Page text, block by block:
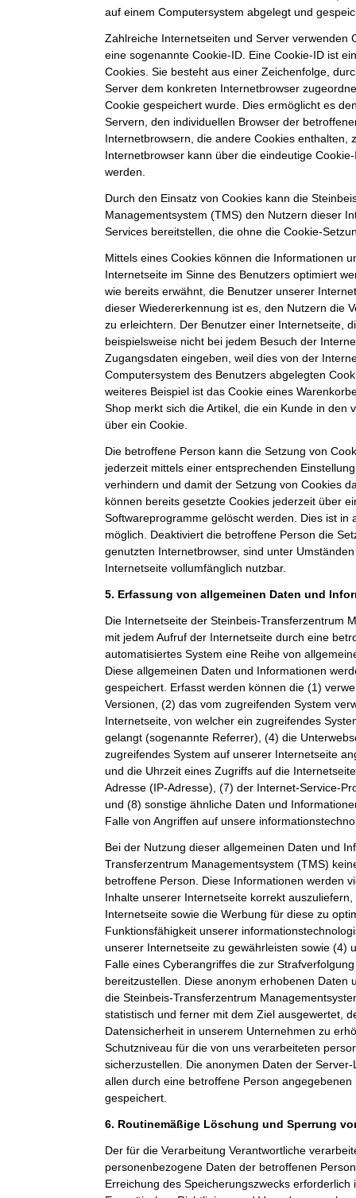
auf einem Computersystem abgelegt und
Zahlreiche Internetseiten und Server verwenden
eine sogenannte Cookie-ID. Eine Cookie-ID ist
Cookies. Sie besteht aus einer Zeichenfolge,
Server dem konkreten Internetbrowser
Cookie gespeichert wurde. Dies ermöglicht es
Servern, den individuellen Browser der
Internetbrowsern, die andere Cookies enthalten,
Internetbrowser kann über die eindeutige
werden.
Durch den Einsatz von Cookies kann die
Managementsystem (TMS) den Nutzern dieser
Services bereitstellen, die ohne die Cookie-
Mittels eines Cookies können die Informationen
Internetseite im Sinne des Benutzers optimiert
wie bereits erwähnt, die Benutzer unserer
dieser Wiedererkennung ist es, den Nutzern die
zu erleichtern. Der Benutzer einer Internetseite,
beispielsweise nicht bei jedem Besuch der
Zugangsdaten eingeben, weil dies von der
Computersystem des Benutzers abgelegten
weiteres Beispiel ist das Cookie eines
Shop merkt sich die Artikel, die ein Kunde in den
über ein Cookie.
Die betroffene Person kann die Setzung von
jederzeit mittels einer entsprechenden
verhindern und damit der Setzung von Cookies
können bereits gesetzte Cookies jederzeit über
Softwareprogramme gelöscht werden. Dies ist in
möglich. Deaktiviert die betroffene Person die
genutzten Internetbrowser, sind unter
Internetseite vollumfänglich nutzbar.
5. Erfassung von allgemeinen Daten und
Die Internetseite der Steinbeis-Transferzentrum
mit jedem Aufruf der Internetseite durch eine
automatisiertes System eine Reihe von
Diese allgemeinen Daten und Informationen
gespeichert. Erfasst werden können die (1)
Versionen, (2) das vom zugreifenden System
Internetseite, von welcher ein zugreifendes
gelangt (sogenannte Referrer), (4) die
zugreifendes System auf unserer Internetseite
und die Uhrzeit eines Zugriffs auf die
Adresse (IP-Adresse), (7) der Internet-Service-
und (8) sonstige ähnliche Daten und
Falle von Angriffen auf unsere
Bei der Nutzung dieser allgemeinen Daten und
Transferzentrum Managementsystem (TMS)
betroffene Person. Diese Informationen werden
Inhalte unserer Internetseite korrekt
Internetseite sowie die Werbung für diese zu
Funktionsfähigkeit unserer
unserer Internetseite zu gewährleisten sowie (4)
Falle eines Cyberangriffes die zur
bereitzustellen. Diese anonym erhobenen Daten
die Steinbeis-Transferzentrum
statistisch und ferner mit dem Ziel ausgewertet,
Datensicherheit in unserem Unternehmen zu
Schutzniveau für die von uns verarbeiteten
sicherzustellen. Die anonymen Daten der
allen durch eine betroffene Person
gespeichert.
6. Routinemäßige Löschung und Sperrung
Der für die Verarbeitung Verantwortliche
personenbezogene Daten der betroffenen
Erreichung des Speicherungszwecks